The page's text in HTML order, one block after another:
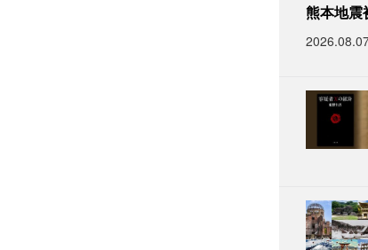
熊本地震